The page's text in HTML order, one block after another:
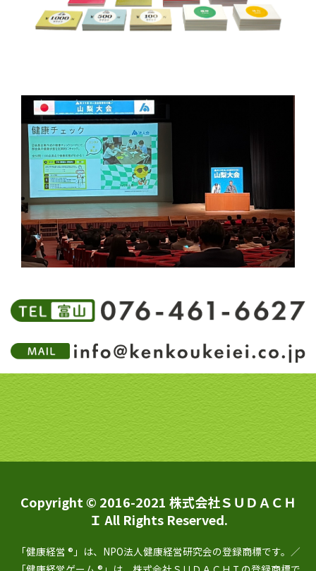
Copyright © 2016-2021 株式会社ＳＵＤＡＣＨ
Ｉ All Rights Reserved.
「健康経営 ®」は、NPO法人健康経営研究会の登録商標です。／